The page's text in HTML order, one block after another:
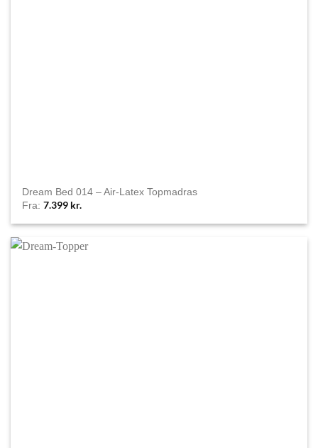
Dream Bed 014 – Air-Latex Topmadras
Fra:7.399 kr.